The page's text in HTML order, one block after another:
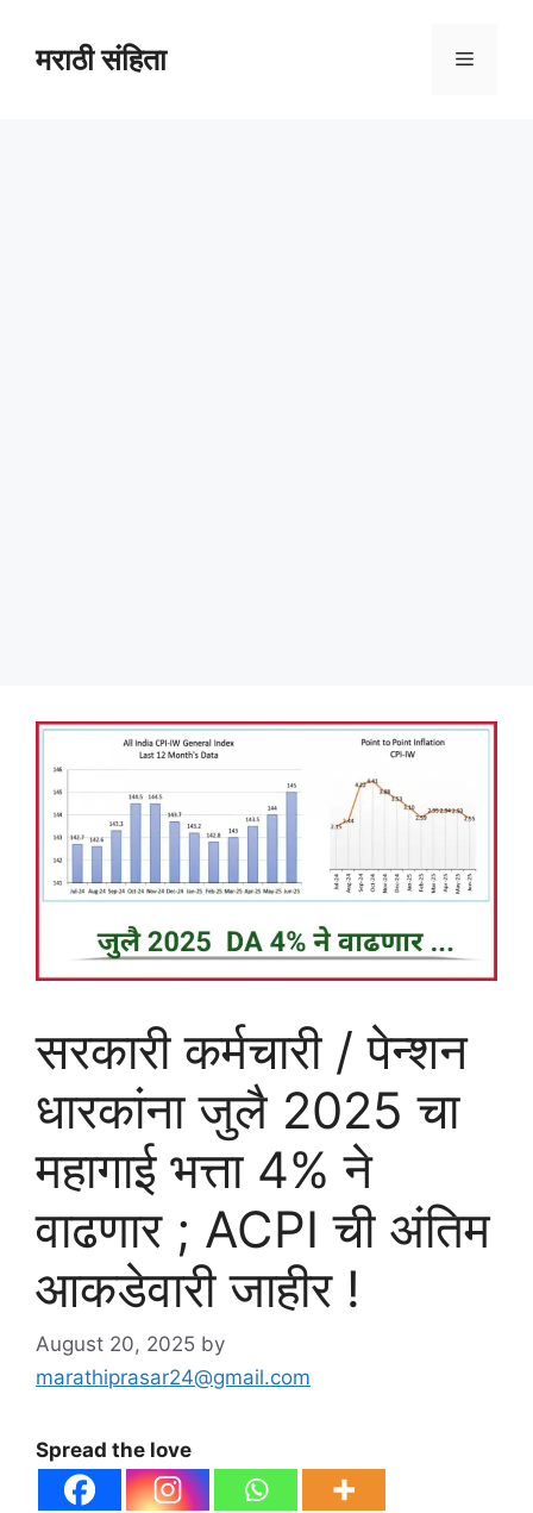
contentमराठी संहिता Menu
सरकारी कर्मचारी / पेन्शन
धारकांना जुलै 2025 चा
महागाई भत्ता 4% ने
वाढणार ; ACPI ची अंतिम
आकडेवारी जाहीर !
August 20, 2025 by
marathiprasar24@gmail.com
Spread the love